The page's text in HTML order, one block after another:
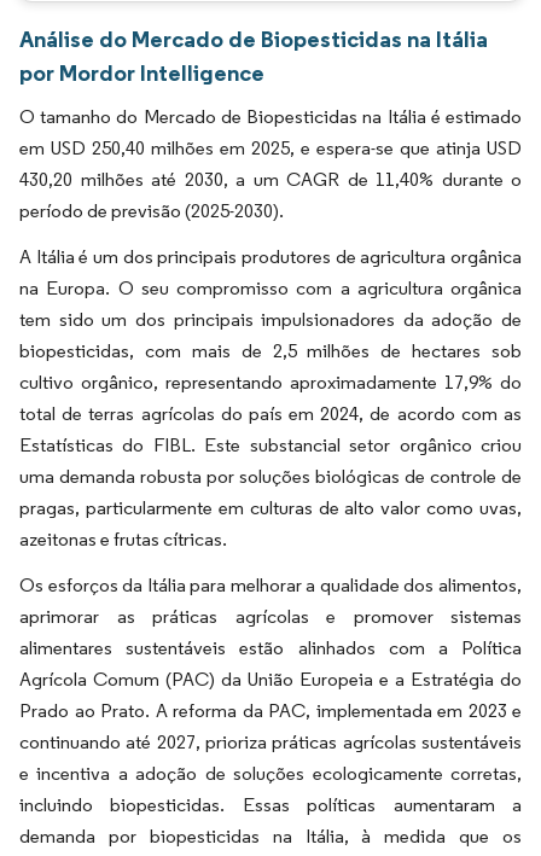
Análise do Mercado de Biopesticidas na Itália
por Mordor Intelligence
O tamanho do Mercado de Biopesticidas na Itália é estimado
em USD 250,40 milhões em 2025, e espera-se que atinja USD
430,20 milhões até 2030, a um CAGR de 11,40% durante o
período de previsão (2025-2030).
A Itália é um dos principais produtores de agricultura orgânica
na Europa. O seu compromisso com a agricultura orgânica
tem sido um dos principais impulsionadores da adoção de
biopesticidas, com mais de 2,5 milhões de hectares sob
cultivo orgânico, representando aproximadamente 17,9% do
total de terras agrícolas do país em 2024, de acordo com as
Estatísticas do FIBL. Este substancial setor orgânico criou
uma demanda robusta por soluções biológicas de controle de
pragas, particularmente em culturas de alto valor como uvas,
azeitonas e frutas cítricas.
Os esforços da Itália para melhorar a qualidade dos alimentos,
aprimorar as práticas agrícolas e promover sistemas
alimentares sustentáveis estão alinhados com a Política
Agrícola Comum (PAC) da União Europeia e a Estratégia do
Prado ao Prato. A reforma da PAC, implementada em 2023 e
continuando até 2027, prioriza práticas agrícolas sustentáveis
e incentiva a adoção de soluções ecologicamente corretas,
incluindo biopesticidas. Essas políticas aumentaram a
demanda por biopesticidas na Itália, à medida que os